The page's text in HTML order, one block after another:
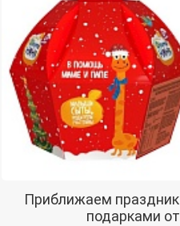
Приближаем
подарками